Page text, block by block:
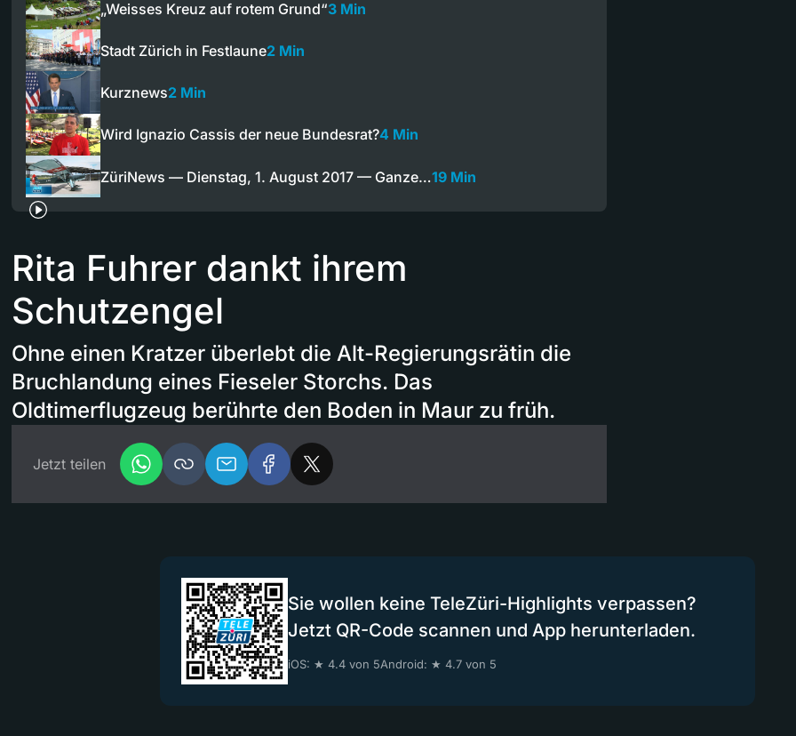
„Weisses Kreuz auf rotem Grund“3 Min
Stadt Zürich in Festlaune2 Min
Kurznews2 Min
Wird Ignazio Cassis der neue Bundesrat?4 Min
ZüriNews — Dienstag, 1. August 2017 — Ganze…19 Min
Rita Fuhrer dankt ihrem
Schutzengel
Ohne einen Kratzer überlebt die Alt-Regierungsrätin die
Bruchlandung eines Fieseler Storchs. Das
Oldtimerflugzeug berührte den Boden in Maur zu früh.
Jetzt teilen
Sie wollen keine TeleZüri-Highlights verpassen?
Jetzt QR-Code scannen und App herunterladen.
iOS: ★ 4.4 von 5Android: ★ 4.7 von 5